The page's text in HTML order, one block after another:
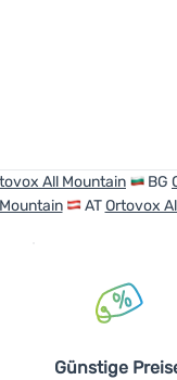
All Mountain BG
ATOrtovox
Günstige